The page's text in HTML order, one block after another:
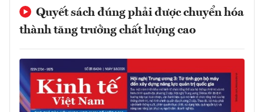
Quyết sách đúng phải được chuyển hóa
thành tăng trưởng chất lượng cao